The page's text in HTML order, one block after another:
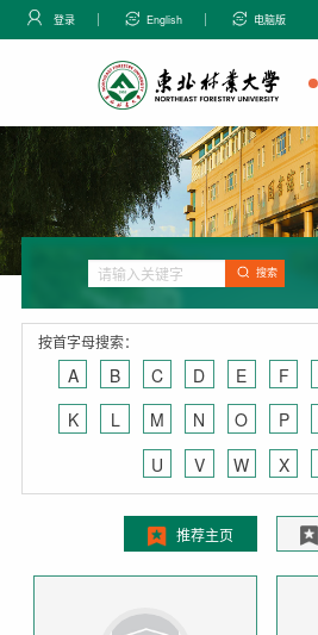
登录 English 电脑版
搜索
按首字母搜索：
A B C D E F
K
L M N O P
U
V W X
推荐主页